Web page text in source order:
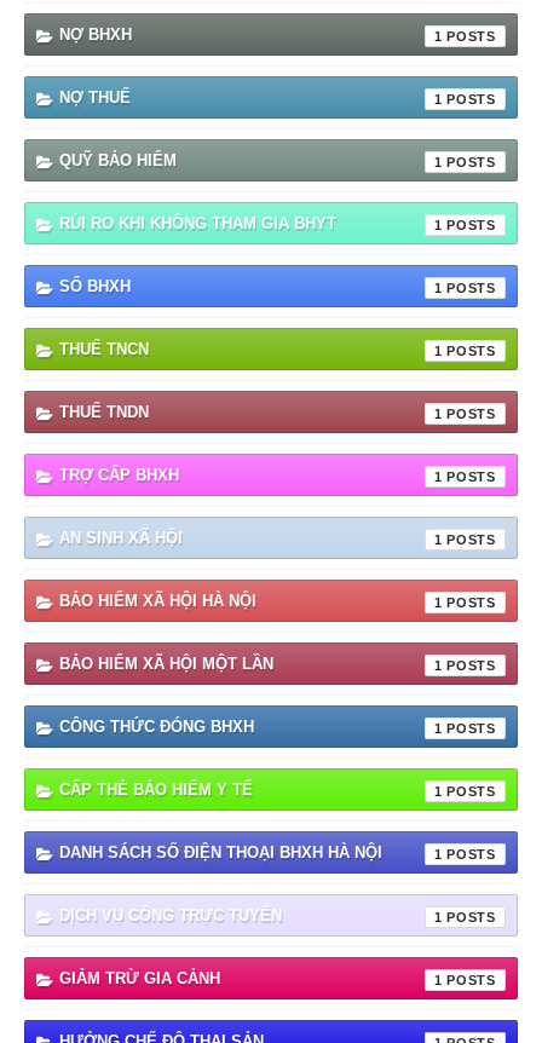
NỢ BHXH 1
NỢ THUẾ 1
QUỸ BẢO HIỂM 1
RỦI RO KHI KHÔNG THAM GIA BHYT 1
SỔ BHXH 1
THUẾ TNCN 1
THUẾ TNDN 1
TRỢ CẤP BHXH 1
AN SINH XÃ HỘI 1
BẢO HIỂM XÃ HỘI HÀ NỘI 1
BẢO HIỂM XÃ HỘI MỘT LẦN 1
CÔNG THỨC ĐÓNG BHXH 1
CẤP THẺ BẢO HIỂM Y TẾ 1
DANH SÁCH SỐ ĐIỆN THOẠI BHXH HÀ NỘI 1
DỊCH VỤ CÔNG TRỰC TUYẾN 1
GIẢM TRỪ GIA CẢNH 1